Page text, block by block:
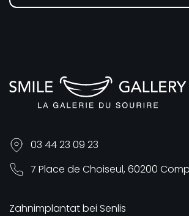
03 44 23 09 23
7 Place de Choiseul, 60200
Zahnimplantat bei Senlis